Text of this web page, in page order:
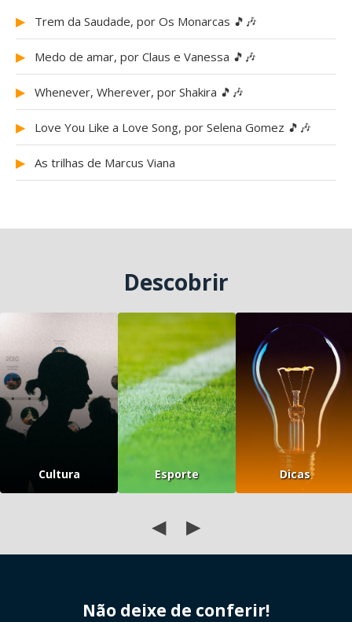
▶ Trem da Saudade, por Os Monarcas 🎵🎶
▶ Medo de amar, por Claus e Vanessa 🎵🎶
▶ Whenever, Wherever, por Shakira 🎵🎶
▶ Love You Like a Love Song, por Selena Gomez 🎵🎶
▶ As trilhas de Marcus Viana
Descobrir
Cultura Esporte Dicas
◀ ▶
Não deixe de conferir!